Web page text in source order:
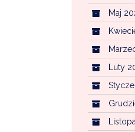
Maj
Luty